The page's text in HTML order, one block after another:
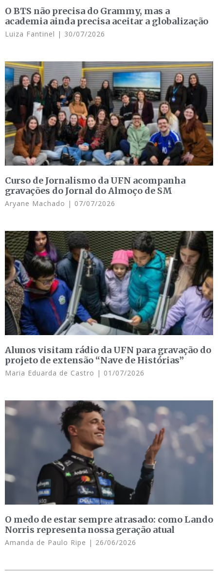
O BTS não precisa do Grammy, mas a
academia ainda precisa aceitar a globalização
Luiza Fantinel 30/07/2026
Curso de Jornalismo da UFN acompanha
gravações do Jornal do Almoço de SM
Aryane Machado 07/07/2026
Alunos visitam rádio da UFN para gravação do
projeto de extensão “Nave de Histórias”
Maria Eduarda de Castro 01/07/2026
O medo de estar sempre atrasado: como Lando
Norris representa nossa geração atual
Amanda de Paulo Ripe 26/06/2026